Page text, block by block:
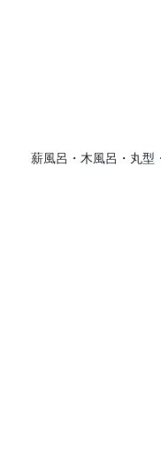
薪風呂・木風呂・丸型